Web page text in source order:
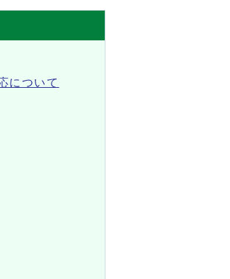
について